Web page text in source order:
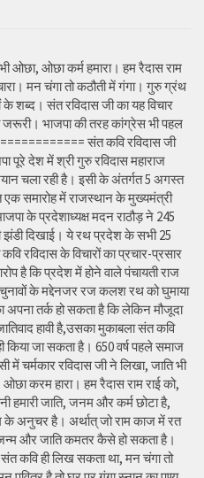
ओछा, ओछा कर्म हमारा। हम रैदास राम
मन चंगा तो कठौती में गंगा। गुरु ग्रंथ
के शब्द। संत रविदास जी का यह विचार
भाजपा की तरह कांग्रेस भी पहल
संत कवि रविदास जी
पूरे देश में श्री गुरु रविदास महाराज
चला रही है। इसी के अंतर्गत 5 अगस्त
समारोह में राजस्थान के मुख्यमंत्री
के प्रदेशाध्यक्ष मदन राठौड़ ने 245
दिखाई। ये रथ प्रदेश के सभी 25
रविदास के विचारों का प्रचार-प्रसार
है कि प्रदेश में होने वाले पंचायती राज
के मद्देनजर रज कलश रथ को घुमाया
अपना तर्क हो सकता है कि लेकिन मौजूदा
हावी है,उसका मुकाबला संत कवि
किया जा सकता है। 650 वर्ष पहले समाज
में चर्मकार रविदास जी ने लिखा, जाति भी
करम हारा। हम रैदास राम राई को,
हमारी जाति, जनम और कर्म छोटा है,
के अनुचर है। अर्थात् जो राम काज में रत
और जाति कमतर कैसे हो सकता है।
कवि ही लिख सकता था, मन चंगा तो